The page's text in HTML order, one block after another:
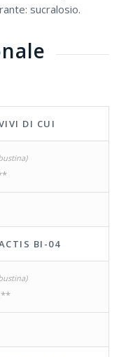
sucralosio.
DI CUI
BI-04